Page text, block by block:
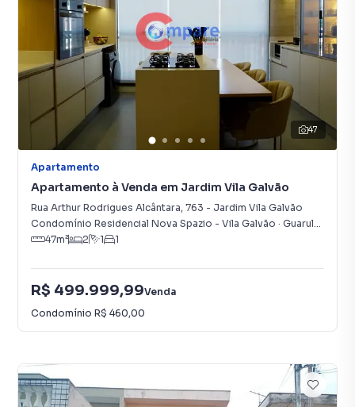
47
Apartamento
Apartamento à Venda em Jardim Vila Galvão
Rua Arthur Rodrigues Alcântara, 763 - Jardim Vila Galvão
Condomínio Residencial Nova Spazio - Vila Galvão · Guarulhos
47m² 2 1 1
R$ 499.999,99Venda
Condomínio R$ 460,00